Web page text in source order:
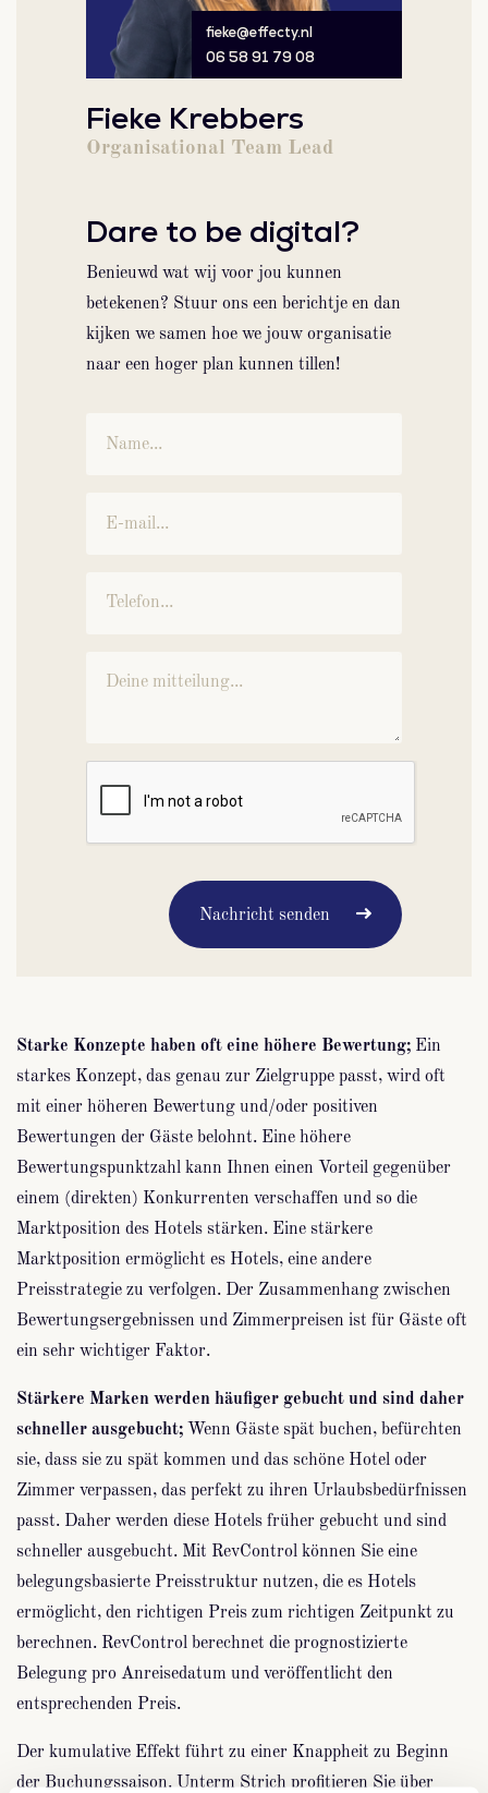
fieke@effecty.nl
06 58 91 79 08
Fieke Krebbers
Organisational Team Lead
Dare to be digital?
Benieuwd wat wij voor jou kunnen
betekenen? Stuur ons een berichtje en dan
kijken we samen hoe we jouw organisatie
naar een hoger plan kunnen tillen!
Nachricht senden
Starke Konzepte haben oft eine höhere Bewertung; Ein
starkes Konzept, das genau zur Zielgruppe passt, wird oft
mit einer höheren Bewertung und/oder positiven
Bewertungen der Gäste belohnt. Eine höhere
Bewertungspunktzahl kann Ihnen einen Vorteil gegenüber
einem (direkten) Konkurrenten verschaffen und so die
Marktposition des Hotels stärken. Eine stärkere
Marktposition ermöglicht es Hotels, eine andere
Preisstrategie zu verfolgen. Der Zusammenhang zwischen
Bewertungsergebnissen und Zimmerpreisen ist für Gäste oft
ein sehr wichtiger Faktor.
Stärkere Marken werden häufiger gebucht und sind daher
schneller ausgebucht; Wenn Gäste spät buchen, befürchten
sie, dass sie zu spät kommen und das schöne Hotel oder
Zimmer verpassen, das perfekt zu ihren Urlaubsbedürfnissen
passt. Daher werden diese Hotels früher gebucht und sind
schneller ausgebucht. Mit RevControl können Sie eine
belegungsbasierte Preisstruktur nutzen, die es Hotels
ermöglicht, den richtigen Preis zum richtigen Zeitpunkt zu
berechnen. RevControl berechnet die prognostizierte
Belegung pro Anreisedatum und veröffentlicht den
entsprechenden Preis.
Der kumulative Effekt führt zu einer Knappheit zu Beginn
der Buchungssaison. Unterm Strich profitieren Sie über